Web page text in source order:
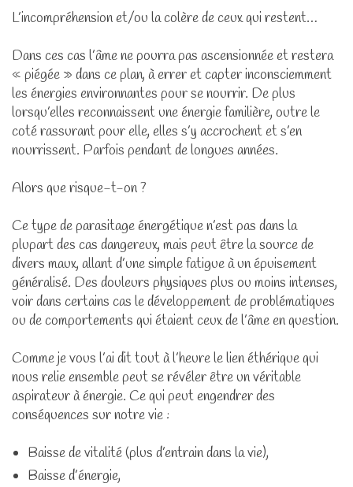
L’incompréhension et/ou la colère de ceux qui restent…
Dans ces cas l’âme ne pourra pas ascensionnée et restera
« piégée » dans ce plan, à errer et capter inconsciemment
les énergies environnantes pour se nourrir. De plus
lorsqu’elles reconnaissent une énergie familière, outre le
coté rassurant pour elle, elles s’y accrochent et s’en
nourrissent. Parfois pendant de longues années.
Alors que risque-t-on ?
Ce type de parasitage énergétique n’est pas dans la
plupart des cas dangereux, mais peut être la source de
divers maux, allant d’une simple fatigue à un épuisement
généralisé. Des douleurs physiques plus ou moins intenses,
voir dans certains cas le développement de problématiques
ou de comportements qui étaient ceux de l’âme en question.
Comme je vous l’ai dit tout à l’heure le lien éthérique qui
nous relie ensemble peut se révéler être un véritable
aspirateur à énergie. Ce qui peut engendrer des
conséquences sur notre vie :
Baisse de vitalité (plus d’entrain dans la vie),
Baisse d’énergie,